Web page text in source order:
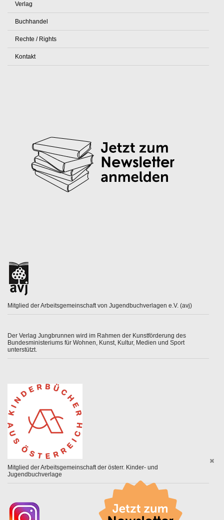
Verlag
Buchhandel
Rechte / Rights
Kontakt
Mitglied der Arbeitsgemeinschaft von Jugendbuchverlagen e.V. (avj)
Der Verlag Jungbrunnen wird im Rahmen der Kunstförderung des
Bundesministeriums für Wohnen, Kunst, Kultur, Medien und Sport
unterstützt.
Mitglied der Arbeitsgemeinschaft der österr. Kinder- und
Jugendbuchverlage